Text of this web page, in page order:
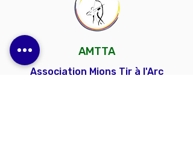
AMTTA
Association Mions Tir à l'Arc